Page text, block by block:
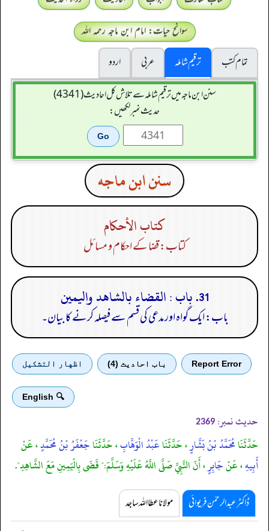
سوانح حیات: امام ابن ماجہ رحمہ اللہ
تمام کتب
ترقیم شاملہ عربی
اردو
سنن ابن ماجہ میں ترقیم شاملہ سے تلاش کل احادیث (4341)
حدیث نمبر لکھیں:
سنن ابن ماجه
كتاب الأحكام
کتاب: قضا کے احکام و مسائل
31. باب : القضاء بالشاهد واليمين
باب: ایک گواہ اور مدعی کی قسم سے فیصلہ کرنے کا بیان۔
Report Error باب احادیث (4) اظهار التشكيل
🔍 English
حدیث نمبر: 2369
حَدَّثَنَامُحَمَّدُ بْنُ بَشَّارٍ، حَدَّثَنَاعَبْدُ الْوَهَّابِ، حَدَّثَنَاجَعْفَرُ بْنُ مُحَمَّدٍ، عَنْ
أَبِيهِ، عَنْجَابِرٍ، أَنّ النَّبِيَّ صَلَّى اللَّهُ عَلَيْهِ وَسَلَّمَ:" قَضَى بِالْيَمِينِ مَعَ الشَّاهِدِ".
ڈاکٹر عبدالرحمٰن فریوائی مولانا عطا اللہ ساجد